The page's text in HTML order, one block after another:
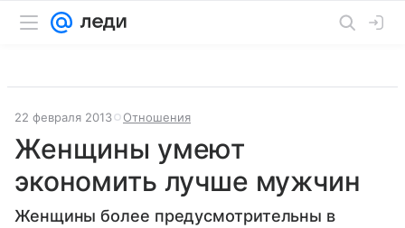
22 февраля 2013 Отношения
Женщины умеют
экономить лучше мужчин
Женщины более предусмотрительны в